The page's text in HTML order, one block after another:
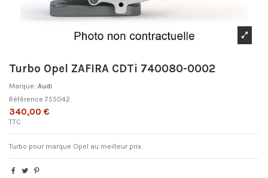
Turbo Opel ZAFIRA CDTi 740080-0002
Marque: Audi
Référence 755042
340,00 €
TTC
Turbo pour marque Opel au meilleur prix.